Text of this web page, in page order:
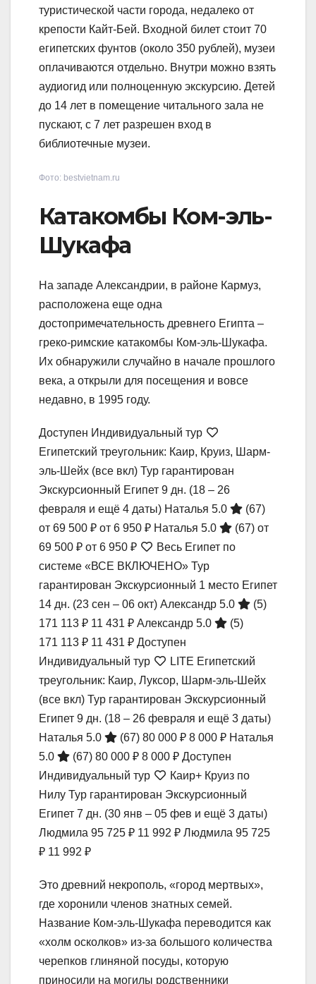
туристической части города, недалеко от
крепости Кайт-Бей. Входной билет стоит 70
египетских фунтов (около 350 рублей), музеи
оплачиваются отдельно. Внутри можно взять
аудиогид или полноценную экскурсию. Детей
до 14 лет в помещение читального зала не
пускают, с 7 лет разрешен вход в
библиотечные музеи.
Фото: bestvietnam.ru
Катакомбы Ком-эль-
Шукафа
На западе Александрии, в районе Кармуз,
расположена еще одна
достопримечательность древнего Египта –
греко-римские катакомбы Ком-эль-Шукафа.
Их обнаружили случайно в начале прошлого
века, а открыли для посещения и вовсе
недавно, в 1995 году.
Доступен Индивидуальный тур
Египетский треугольник: Каир, Круиз, Шарм-
эль-Шейх (все вкл) Тур гарантирован
Экскурсионный Египет 9 дн. (18 – 26
февраля и ещё 4 даты) Наталья 5.0
(67)
от 69 500 ₽ от 6 950 ₽ Наталья 5.0 (67) от
69 500 ₽ от 6 950 ₽
Весь Египет по
системе «ВСЕ ВКЛЮЧЕНО» Тур
гарантирован Экскурсионный 1 место Египет
14 дн. (23 сен – 06 окт) Александр 5.0
(5)
171 113 ₽ 11 431 ₽ Александр 5.0
(5)
171 113 ₽ 11 431 ₽ Доступен
Индивидуальный тур
LITE Египетский
треугольник: Каир, Луксор, Шарм-эль-Шейх
(все вкл) Тур гарантирован Экскурсионный
Египет 9 дн. (18 – 26 февраля и ещё 3 даты)
Наталья 5.0
(67) 80 000 ₽ 8 000 ₽ Наталья
5.0
(67) 80 000 ₽ 8 000 ₽ Доступен
Индивидуальный тур
Каир+ Круиз по
Нилу Тур гарантирован Экскурсионный
Египет 7 дн. (30 янв – 05 фев и ещё 3 даты)
Людмила 95 725 ₽ 11 992 ₽ Людмила 95 725
₽ 11 992 ₽
Это древний некрополь, «город мертвых»,
где хоронили членов знатных семей.
Название Ком-эль-Шукафа переводится как
«холм осколков» из-за большого количества
черепков глиняной посуды, которую
приносили на могилы родственники